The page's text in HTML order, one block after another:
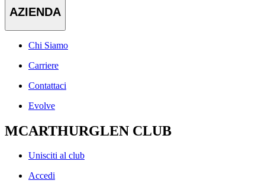
AZIENDA
Chi Siamo
Carriere
Contattaci
Evolve
MCARTHURGLEN CLUB
Unisciti al club
Accedi